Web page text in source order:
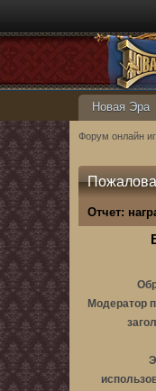
Новая Эра
Форум онлайн
Отчет:
Модератор